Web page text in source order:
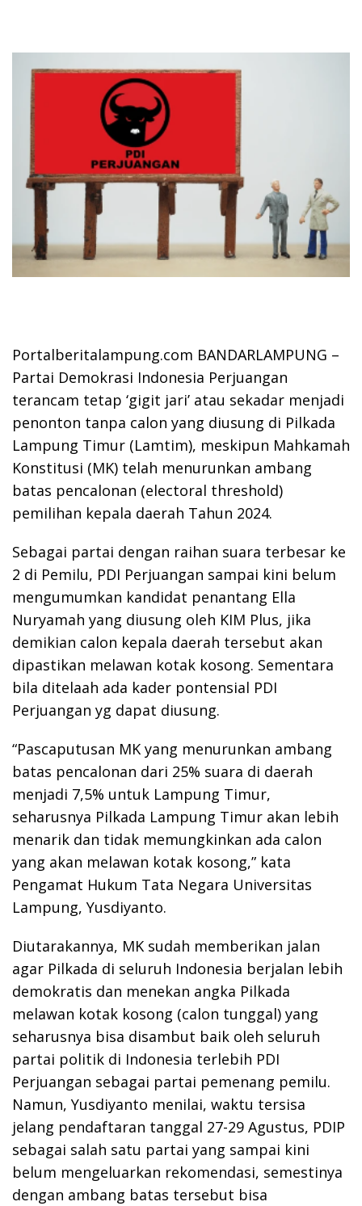
Portalberitalampung.com BANDARLAMPUNG –
Partai Demokrasi Indonesia Perjuangan
terancam tetap ‘gigit jari’ atau sekadar menjadi
penonton tanpa calon yang diusung di Pilkada
Lampung Timur (Lamtim), meskipun Mahkamah
Konstitusi (MK) telah menurunkan ambang
batas pencalonan (electoral threshold)
pemilihan kepala daerah Tahun 2024.
Sebagai partai dengan raihan suara terbesar ke
2 di Pemilu, PDI Perjuangan sampai kini belum
mengumumkan kandidat penantang Ella
Nuryamah yang diusung oleh KIM Plus, jika
demikian calon kepala daerah tersebut akan
dipastikan melawan kotak kosong. Sementara
bila ditelaah ada kader pontensial PDI
Perjuangan yg dapat diusung.
“Pascaputusan MK yang menurunkan ambang
batas pencalonan dari 25% suara di daerah
menjadi 7,5% untuk Lampung Timur,
seharusnya Pilkada Lampung Timur akan lebih
menarik dan tidak memungkinkan ada calon
yang akan melawan kotak kosong,” kata
Pengamat Hukum Tata Negara Universitas
Lampung, Yusdiyanto.
Diutarakannya, MK sudah memberikan jalan
agar Pilkada di seluruh Indonesia berjalan lebih
demokratis dan menekan angka Pilkada
melawan kotak kosong (calon tunggal) yang
seharusnya bisa disambut baik oleh seluruh
partai politik di Indonesia terlebih PDI
Perjuangan sebagai partai pemenang pemilu.
Namun, Yusdiyanto menilai, waktu tersisa
jelang pendaftaran tanggal 27-29 Agustus, PDIP
sebagai salah satu partai yang sampai kini
belum mengeluarkan rekomendasi, semestinya
dengan ambang batas tersebut bisa